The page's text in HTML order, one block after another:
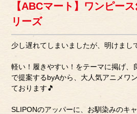
【ABCマート】ワンピー
リーズ
少し遅れてしまいましたが、明けまし
軽い！履きやすい！をテーマに掲げ、
で提案するbyAから、大人気アニメワ
ております🎵
SLIPONのアッパーに、お馴染みのキ